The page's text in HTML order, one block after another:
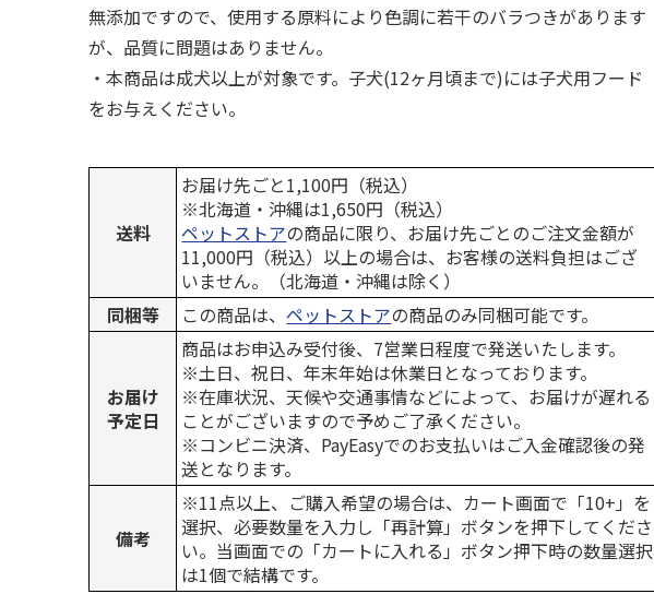
無添加ですので、使用する原料により色調に若干のバラつきがあります
が、品質に問題はありません。
・本商品は成犬以上が対象です。子犬(12ヶ月頃まで)には子犬用フード
をお与えください。
送料
お届け先ごと1,100円（税込）
※北海道・沖縄は1,650円（税込）
ペットストアの商品に限り、お届け先ごとのご注文金額が
11,000円（税込）以上の場合は、お客様の送料負担はござ
いません。（北海道・沖縄は除く）
同梱等
この商品は、ペットストアの商品のみ同梱可能です。
お届け
予定日
商品はお申込み受付後、7営業日程度で発送いたします。
※土日、祝日、年末年始は休業日となっております。
※在庫状況、天候や交通事情などによって、お届けが遅れる
ことがございますので予めご了承ください。
※コンビニ決済、PayEasyでのお支払いはご入金確認後の発
送となります。
備考
※11点以上、ご購入希望の場合は、カート画面で「10+」を
選択、必要数量を入力し「再計算」ボタンを押下してくださ
い。当画面での「カートに入れる」ボタン押下時の数量選択
は1個で結構です。